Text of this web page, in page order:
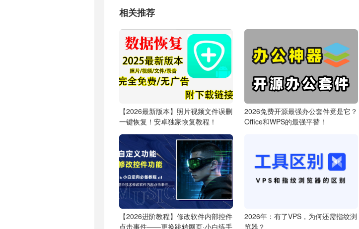
相关推荐
【2026最新版本】照片视频文件误删
一键恢复！安卓独家恢复教程！
2026免费开源最强办公套件竟是它？
Office和WPS的最强平替！
【2026进阶教程】修改软件内部控件
点击事件——更换跳转网页·小白练手
2026年：有了VPS，为何还需指纹浏
览器？